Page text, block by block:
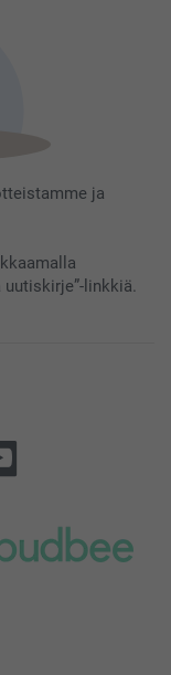
ja
linkkiä.